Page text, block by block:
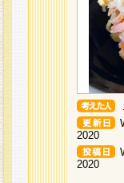
2020
2020